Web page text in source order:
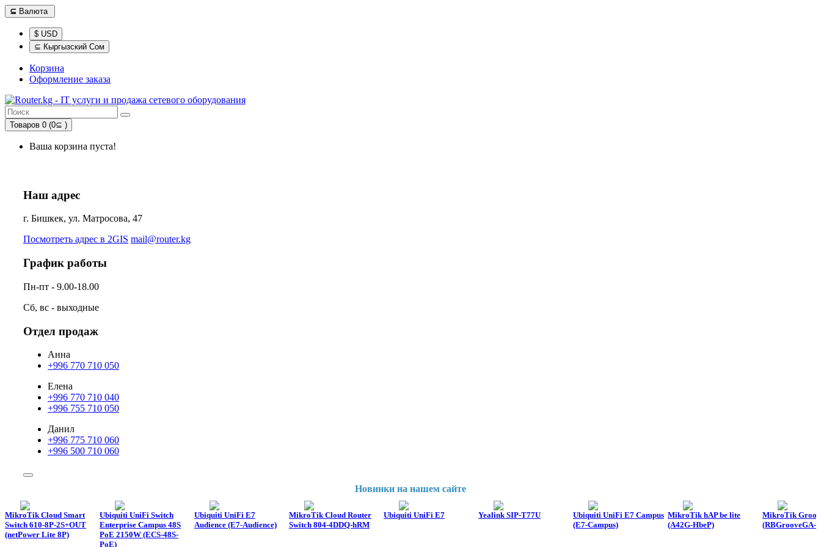
⊆ Валюта
$ USD
⊆ Кыргызский Сом
Корзина
Оформление заказа
Товаров 0 (0⊆ )
Ваша корзина пуста!
Наш адрес
г. Бишкек, ул. Матросова, 47
Посмотреть адрес в 2GIS mail@router.kg
График работы
Пн-пт - 9.00-18.00
Сб, вс - выходные
Отдел продаж
Анна
+996 770 710 050
Елена
+996 770 710 040
+996 755 710 050
Данил
+996 775 710 060
+996 500 710 060
Новинки на нашем сайте
MikroTik Cloud Smart
Switch 610-8P-2S+OUT
(netPower Lite 8P)
Ubiquiti UniFi Switch
Enterprise Campus 48S
PoE 2150W (ECS-48S-
PoE)
Ubiquiti UniFi E7
Audience (E7-Audience)
MikroTik Cloud Router
Switch 804-4DDQ-hRM
Ubiquiti UniFi E7 Yealink SIP-T77U
Ubiquiti UniFi E7 Campus
(E7-Campus)
MikroTik hAP be lite
(A42G-HbeP)
MikroTik
(RBGrooveGA-